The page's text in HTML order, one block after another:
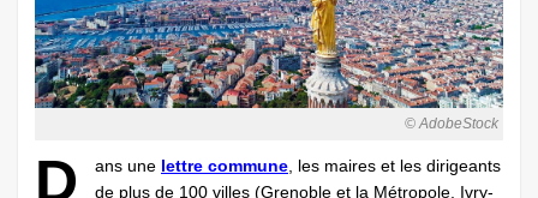
© AdobeStock
D ans une lettre commune , les maires et les dirigeants
de plus de 100 villes (Grenoble et la Métropole, Ivry-